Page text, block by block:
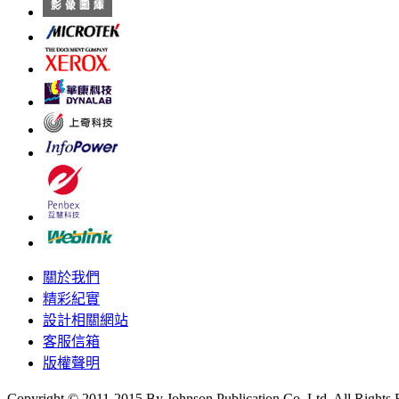
關於我們
精彩紀實
設計相關網站
客服信箱
版權聲明